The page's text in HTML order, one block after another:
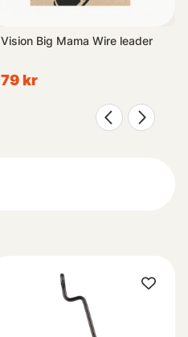
Vision Big Mama Wire leader
79 kr